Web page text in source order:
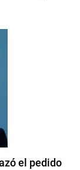
el pedido